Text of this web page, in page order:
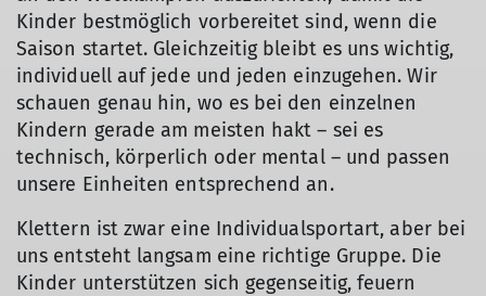
Kinder bestmöglich vorbereitet sind, wenn die
Saison startet. Gleichzeitig bleibt es uns wichtig,
individuell auf jede und jeden einzugehen. Wir
schauen genau hin, wo es bei den einzelnen
Kindern gerade am meisten hakt – sei es
technisch, körperlich oder mental – und passen
unsere Einheiten entsprechend an.
Klettern ist zwar eine Individualsportart, aber bei
uns entsteht langsam eine richtige Gruppe. Die
Kinder unterstützen sich gegenseitig, feuern